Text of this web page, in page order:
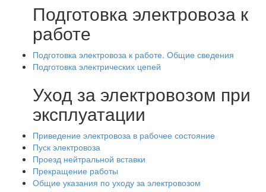
Подготовка электровоза к
работе
Подготовка электровоза к работе. Общие сведения
Подготовка электрических цепей
Уход за электровозом при
эксплуатации
Приведение электровоза в рабочее состояние
Пуск электровоза
Проезд нейтральной вставки
Прекращение работы
Общие указания по уходу за электровозом